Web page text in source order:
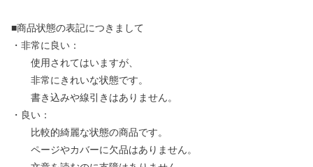
■商品状態の表記につきまして
・非常に良い：
使用されてはいますが、
非常にきれいな状態です。
書き込みや線引きはありません。
・良い：
比較的綺麗な状態の商品です。
ページやカバーに欠品はありません。